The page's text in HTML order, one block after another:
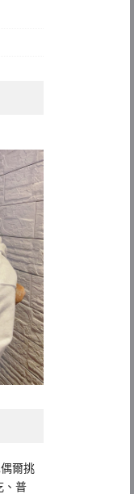
爾挑
、普